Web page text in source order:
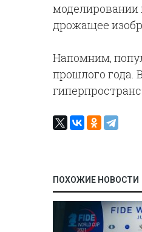
дрожащее
Напомним,
прошлого года.
ПОХОЖИЕ НОВОСТИ